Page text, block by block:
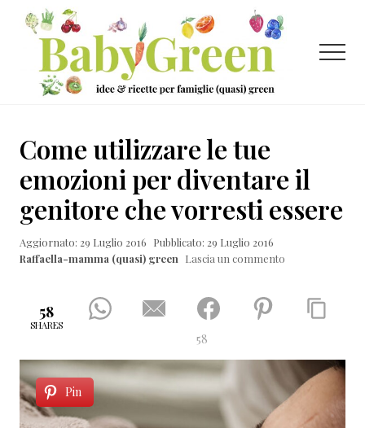
Menu
Passa
contenuto
principale
Passa
laterale
primaria
Passa
ricette
per
famiglie
(quasi)
green
Menu
Come utilizzare le tue
emozioni per diventare il
genitore che vorresti essere
Aggiornato: 29 Luglio 2016 Pubblicato: 29 Luglio 2016
Raffaella-mamma (quasi) green Lascia un commento
58
SHARES
58
Pin